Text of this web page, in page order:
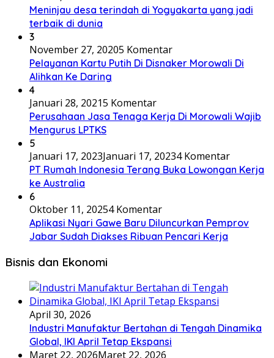
Meninjau desa terindah di Yogyakarta yang jadi
terbaik di dunia
3
November 27, 20205 Komentar
Pelayanan Kartu Putih Di Disnaker Morowali Di
Alihkan Ke Daring
4
Januari 28, 20215 Komentar
Perusahaan Jasa Tenaga Kerja Di Morowali Wajib
Mengurus LPTKS
5
Januari 17, 2023Januari 17, 20234 Komentar
PT Rumah Indonesia Terang Buka Lowongan Kerja
ke Australia
6
Oktober 11, 20254 Komentar
Aplikasi Nyari Gawe Baru Diluncurkan Pemprov
Jabar Sudah Diakses Ribuan Pencari Kerja
Bisnis dan Ekonomi
April 30, 2026
Industri Manufaktur Bertahan di Tengah Dinamika
Global, IKI April Tetap Ekspansi
Maret 22, 2026Maret 22, 2026